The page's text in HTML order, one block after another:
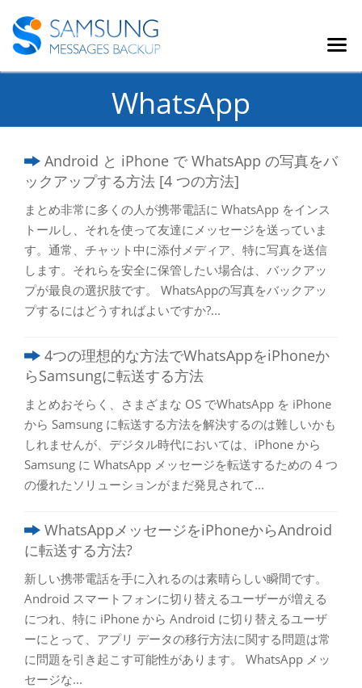
WhatsApp
Android と iPhone で WhatsApp の写真をバ
ックアップする方法 [4 つの方法]
まとめ非常に多くの人が携帯電話に WhatsApp をインス
トールし、それを使って友達にメッセージを送っていま
す。通常、チャット中に添付メディア、特に写真を送信
します。それらを安全に保管したい場合は、バックアッ
プが最良の選択肢です。 WhatsAppの写真をバックアッ
プするにはどうすればよいですか?...
4つの理想的な方法でWhatsAppをiPhoneか
らSamsungに転送する方法
まとめおそらく、さまざまな OS でWhatsApp を iPhone
から Samsung に転送する方法を解決するのは難しいかも
しれませんが、デジタル時代においては、iPhone から
Samsung に WhatsApp メッセージを転送するための 4 つ
の優れたソリューションがまだ発見されて...
WhatsAppメッセージをiPhoneからAndroid
に転送する方法?
新しい携帯電話を手に入れるのは素晴らしい瞬間です。
Android スマートフォンに切り替えるユーザーが増える
につれ、特に iPhone から Android に切り替えるユーザ
ーにとって、アプリ データの移行方法に関する問題は常
に問題を引き起こす可能性があります。 WhatsApp メッ
セージな...